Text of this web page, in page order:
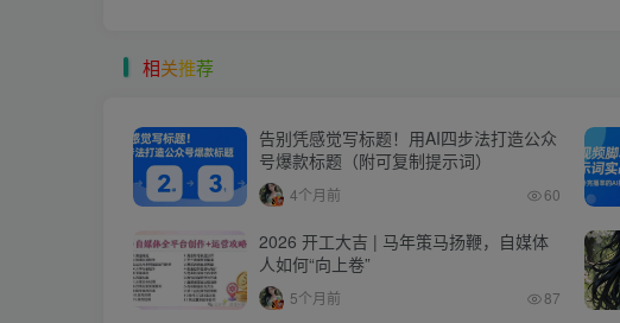
相关推荐
告别凭感觉写标题！用AI四步法打造公众
号爆款标题（附可复制提示词）
4个月前 60
2026 开工大吉 | 马年策马扬鞭，自媒体
人如何“向上卷”
5个月前 87